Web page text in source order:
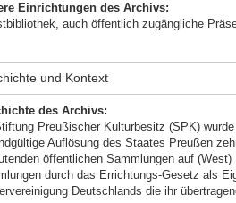
Einrichtungen des Archivs:
auch öffentlich zugängliche
und Kontext
des Archivs:
Preußischer Kulturbesitz (SPK)
Auflösung des Staates Preußen
öffentlichen Sammlungen auf
durch das Errichtungs-Gesetz als
Deutschlands die ihr